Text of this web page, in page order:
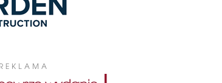
REKLAMA